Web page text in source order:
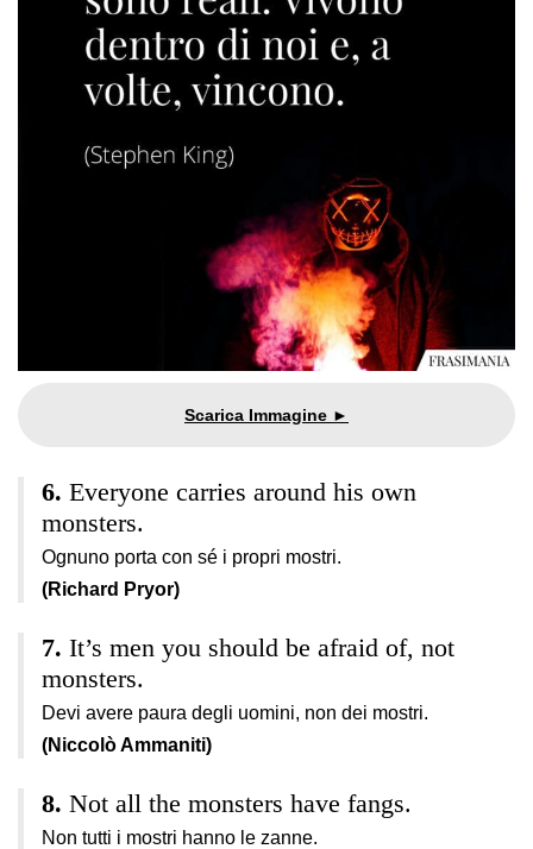
Everyone carries around his own
monsters.
Ognuno porta con sé i propri mostri.
(Richard Pryor)
It’s men you should be afraid of, not
monsters.
Devi avere paura degli uomini, non dei mostri.
(Niccolò Ammaniti)
Not all the monsters have fangs.
Non tutti i mostri hanno le zanne.